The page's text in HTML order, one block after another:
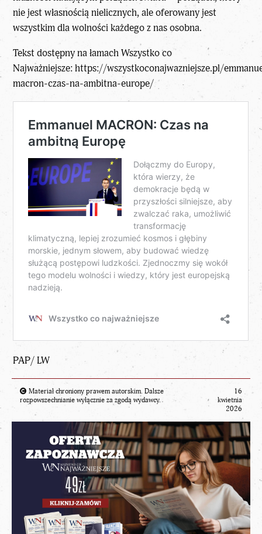
nie jest własnością nielicznych, ale oferowany jest
wszystkim dla wolności każdego z nas osobna.
Tekst dostępny na łamachWszystko co
Najważniejsze:https://wszystkoconajwazniejsze.pl/
macron-czas-na-ambitna-europe/
PAP/ LW
Materiał chroniony prawem autorskim. Dalsze
rozpowszechnianie wyłącznie za zgodą wydawcy.
16
kwietnia
2026